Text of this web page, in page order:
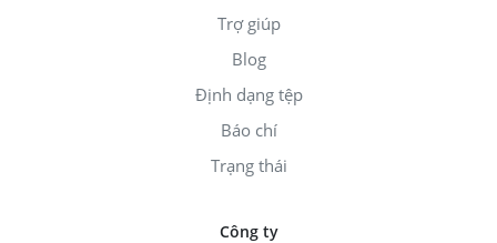
Trợ giúp
Blog
Định dạng tệp
Báo chí
Trạng thái
Công ty